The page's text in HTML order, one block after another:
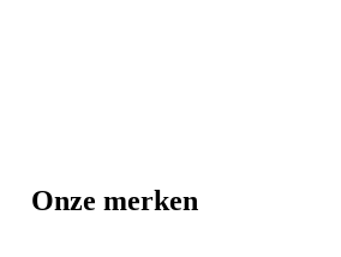
Onze merken